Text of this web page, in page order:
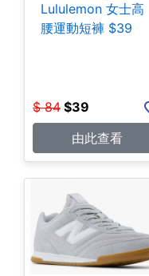
Lululemon 女士高
腰運動短褲 $39
$ 84 $39
由此查看